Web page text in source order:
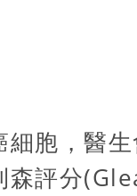
胞，醫
森評分